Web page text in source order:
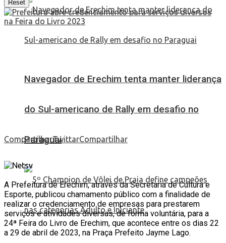
Navegador de Erechim tenta manter liderança
do Sul-americano de Rally em desafio no
Paraguai
Reset
CompartilharTwittarCompartilhar
A Prefeitura de Erechim, através da Secretaria de Cultura e
Esporte, publicou chamamento público com a finalidade de
realizar o credenciamento de empresas para prestarem
serviços e atividades diversas, de forma voluntária, para a
24ª Feira do Livro de Erechim, que acontece entre os dias 22
a 29 de abril de 2023, na Praça Prefeito Jayme Lago.